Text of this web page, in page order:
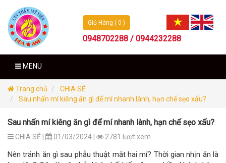
Giỏ Hàng ( 0 )
0948702288 / 0944232288
MENU
Trang chủ
CHIA SẺ
Sau nhấn mí kiêng ăn gì để mí nhanh lành, hạn chế sẹo xấu?
Sau nhấn mí kiêng ăn gì để mí nhanh lành, hạn chế sẹo xấu?
CHIA SẺ | 01/03/2024 | 2781 lượt xem
Nên tránh ăn gì sau phẫu thuật mắt hai mí? Thời gian nhịn ăn là